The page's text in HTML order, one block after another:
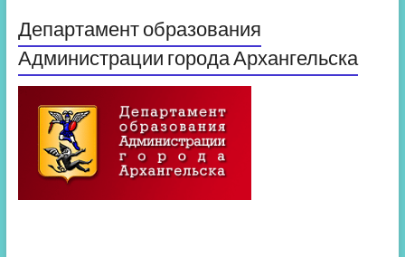
Департамент образования
Администрации города Архангельска